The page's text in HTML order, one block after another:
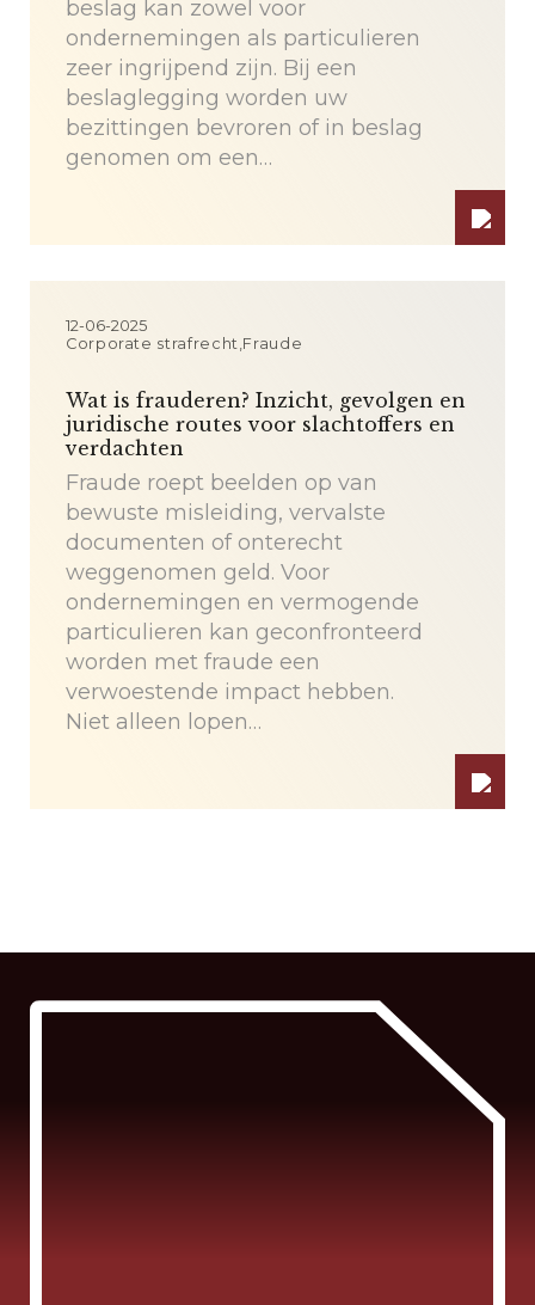
beslag kan zowel voor
ondernemingen als particulieren
zeer ingrijpend zijn. Bij een
beslaglegging worden uw
bezittingen bevroren of in beslag
genomen om een…
Corporate strafrecht,Fraude
12-06-2025
Wat is frauderen? Inzicht, gevolgen en
juridische routes voor slachtoffers en
verdachten
Fraude roept beelden op van
bewuste misleiding, vervalste
documenten of onterecht
weggenomen geld. Voor
ondernemingen en vermogende
particulieren kan geconfronteerd
worden met fraude een
verwoestende impact hebben.
Niet alleen lopen…